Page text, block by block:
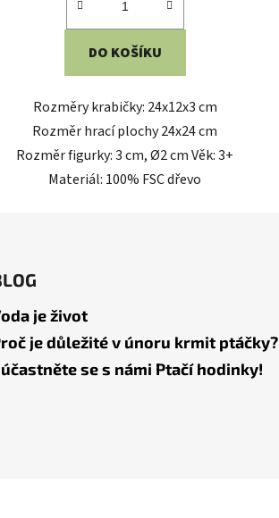
DO KOŠÍKU
Rozměry krabičky: 24x12x3 cm
Rozměr hrací plochy 24x24 cm
Rozměr figurky: 3 cm, Ø2 cm Věk: 3+
Materiál: 100% FSC dřevo
je život
je důležité v únoru krmit ptáčky?
se s námi Ptačí hodinky!